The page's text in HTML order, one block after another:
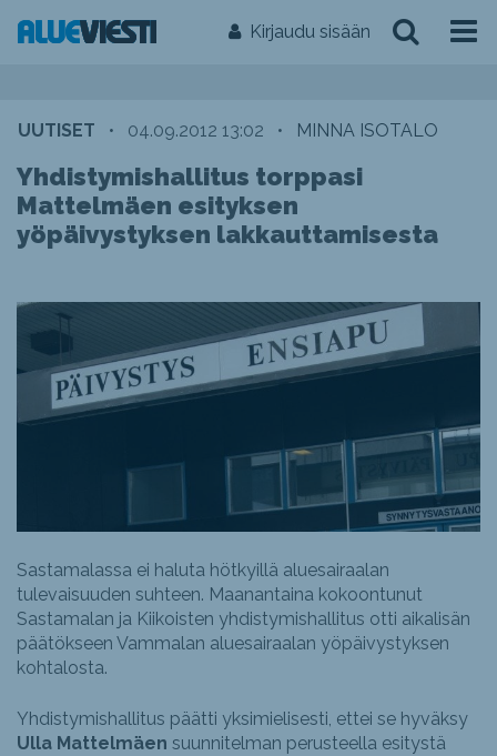
Kirjaudu sisään
UUTISET • 04.09.2012 13:02 • MINNA ISOTALO
Yhdistymishallitus torppasi
Mattelmäen esityksen
yöpäivystyksen lakkauttamisesta
Sastamalassa ei haluta hötkyillä aluesairaalan
tulevaisuuden suhteen. Maanantaina kokoontunut
Sastamalan ja Kiikoisten yhdistymishallitus otti aikalisän
päätökseen Vammalan aluesairaalan yöpäivystyksen
kohtalosta.
Yhdistymishallitus päätti yksimielisesti, ettei se hyväksy
Ulla Mattelmäen suunnitelman perusteella esitystä